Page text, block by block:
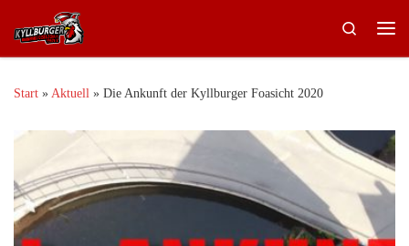
Zum Inhalt springen
Search
Start » Aktuell » Die Ankunft der Kyllburger Foasicht 2020